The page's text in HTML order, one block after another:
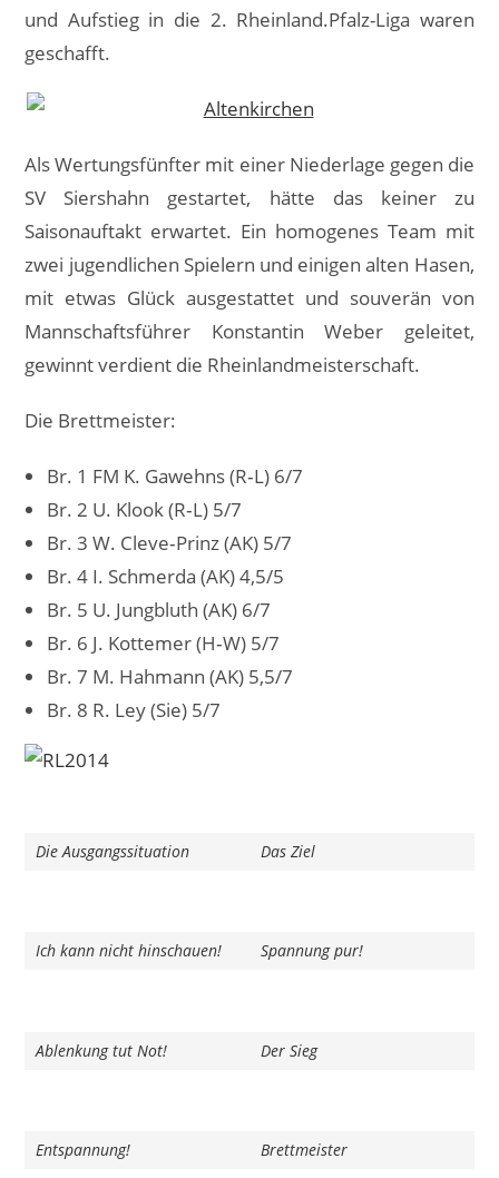
und Aufstieg in die 2. Rheinland.Pfalz-Liga waren
geschafft.
Als Wertungsfünfter mit einer Niederlage gegen die
SV Siershahn gestartet, hätte das keiner zu
Saisonauftakt erwartet. Ein homogenes Team mit
zwei jugendlichen Spielern und einigen alten Hasen,
mit etwas Glück ausgestattet und souverän von
Mannschaftsführer Konstantin Weber geleitet,
gewinnt verdient die Rheinlandmeisterschaft.
Die Brettmeister:
Br. 1 FM K. Gawehns (R‐L) 6/7
Br. 2 U. Klook (R‐L) 5/7
Br. 3 W. Cleve‐Prinz (AK) 5/7
Br. 4 I. Schmerda (AK) 4,5/5
Br. 5 U. Jungbluth (AK) 6/7
Br. 6 J. Kottemer (H‐W) 5/7
Br. 7 M. Hahmann (AK) 5,5/7
Br. 8 R. Ley (Sie) 5/7
Die Ausgangssituation Das Ziel
Ich kann nicht hinschauen! Spannung pur!
Ablenkung tut Not! Der Sieg
Entspannung! Brettmeister